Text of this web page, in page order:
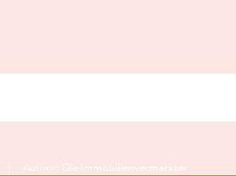
Author: Die Immobilienvermarkter